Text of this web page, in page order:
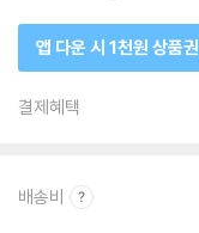
앱 다운 시 1천원 상품권
결제혜택
배송비